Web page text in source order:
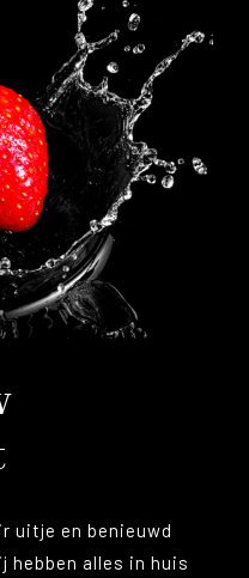
uitje en benieuwd
hebben alles in huis